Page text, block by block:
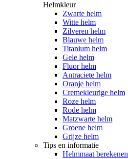
Helmkleur
Zwarte helm
Witte helm
Zilveren helm
Blauwe helm
Titanium helm
Gele helm
Fluor helm
Antraciete helm
Oranje helm
Cremekleurige helm
Roze helm
Rode helm
Matzwarte helm
Groene helm
Grijze helm
Tips en informatie
Helmmaat berekenen